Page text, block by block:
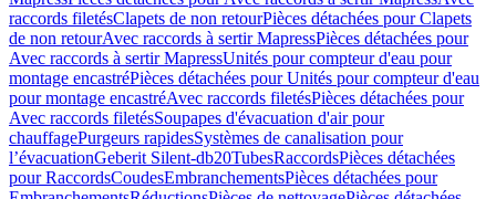
raccords filetésClapets de non retourPièces détachées pour Clapets
de non retourAvec raccords à sertir MapressPièces détachées pour
Avec raccords à sertir MapressUnités pour compteur d'eau pour
montage encastréPièces détachées pour Unités pour compteur d'eau
pour montage encastréAvec raccords filetésPièces détachées pour
Avec raccords filetésSoupapes d'évacuation d'air pour
chauffagePurgeurs rapidesSystèmes de canalisation pour
l’évacuationGeberit Silent-db20TubesRaccordsPièces détachées
pour RaccordsCoudesEmbranchementsPièces détachées pour